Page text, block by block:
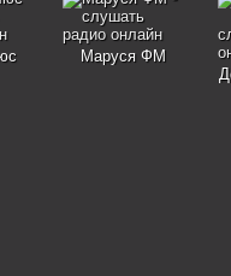
Маруся ФМ